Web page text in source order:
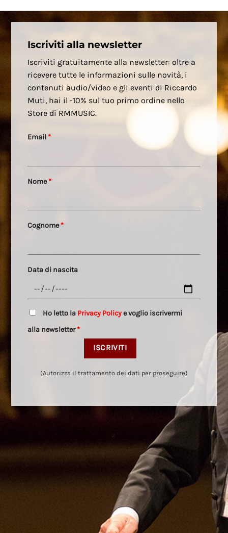
Iscriviti alla newsletter
Iscriviti gratuitamente alla newsletter: oltre a
ricevere tutte le informazioni sulle novità, i
contenuti audio/video e gli eventi di Riccardo
Muti, hai il -10% sul tuo primo ordine nello
Store di RMMUSIC.
Email*
Nome*
Cognome*
Data di nascita
Ho letto la Privacy Policye voglio iscrivermi
alla newsletter*
(Autorizza il trattamento dei dati per proseguire)